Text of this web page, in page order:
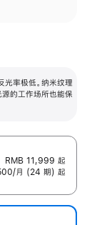
光率极低。纳米纹理
源的工作场所也能保
RMB 11,999 起
月 (24 期) 起